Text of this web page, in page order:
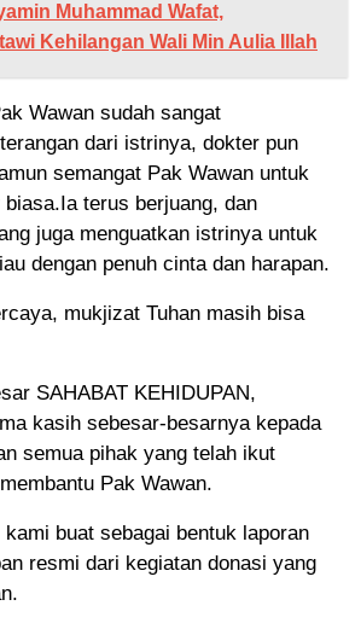
Muhammad Wafat,
Kehilangan Wali Min Aulia Illah
Wawan sudah sangat
dari istrinya, dokter pun
semangat Pak Wawan untuk
terus berjuang, dan
juga menguatkan istrinya untuk
dengan penuh cinta dan harapan.
mukjizat Tuhan masih bisa
SAHABAT KEHIDUPAN,
kasih sebesar-besarnya kepada
semua pihak yang telah ikut
Pak Wawan.
kami buat sebagai bentuk laporan
resmi dari kegiatan donasi yang